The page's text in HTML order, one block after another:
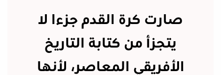
صارت كرة القدم جزءا لا
يتجزأ من كتابة التاريخ
الأفريقي المعاصر، لأنها